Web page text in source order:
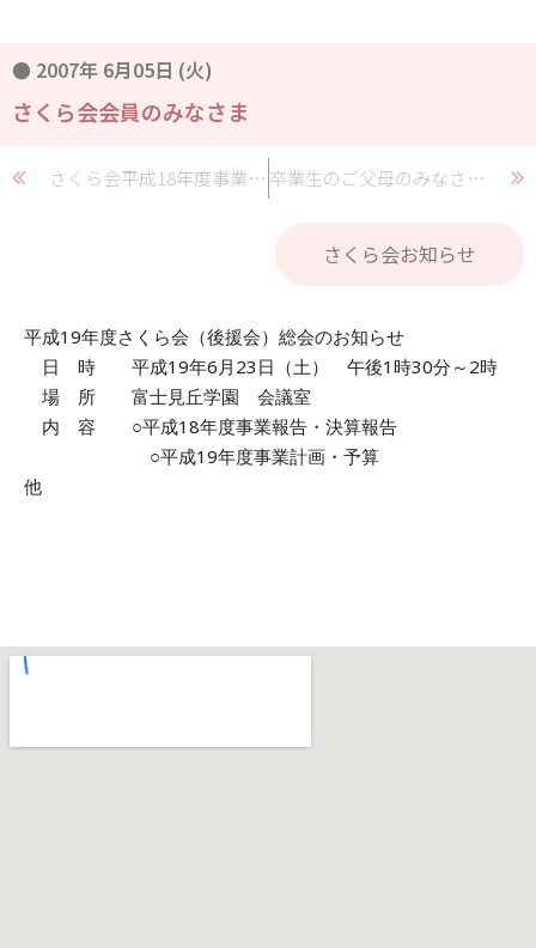
● 2007年 6月05日 (火)
さくら会会員のみなさま
さくら会平成18年度事業報告 卒業生のご父母のみなさま・卒業生のみなさま
さくら会お知らせ
平成19年度さくら会（後援会）総会のお知らせ
日 時 平成19年6月23日（土） 午後1時30分～2時
場 所 富士見丘学園 会議室
内 容 ○平成18年度事業報告・決算報告
○平成19年度事業計画・予算
他